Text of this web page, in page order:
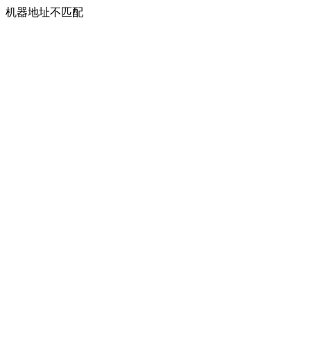
机器地址不匹配